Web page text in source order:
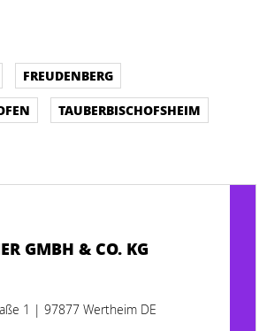
FREUDENBERG
TAUBERBISCHOFSHEIM
GMBH & CO. KG
1 | 97877 Wertheim DE